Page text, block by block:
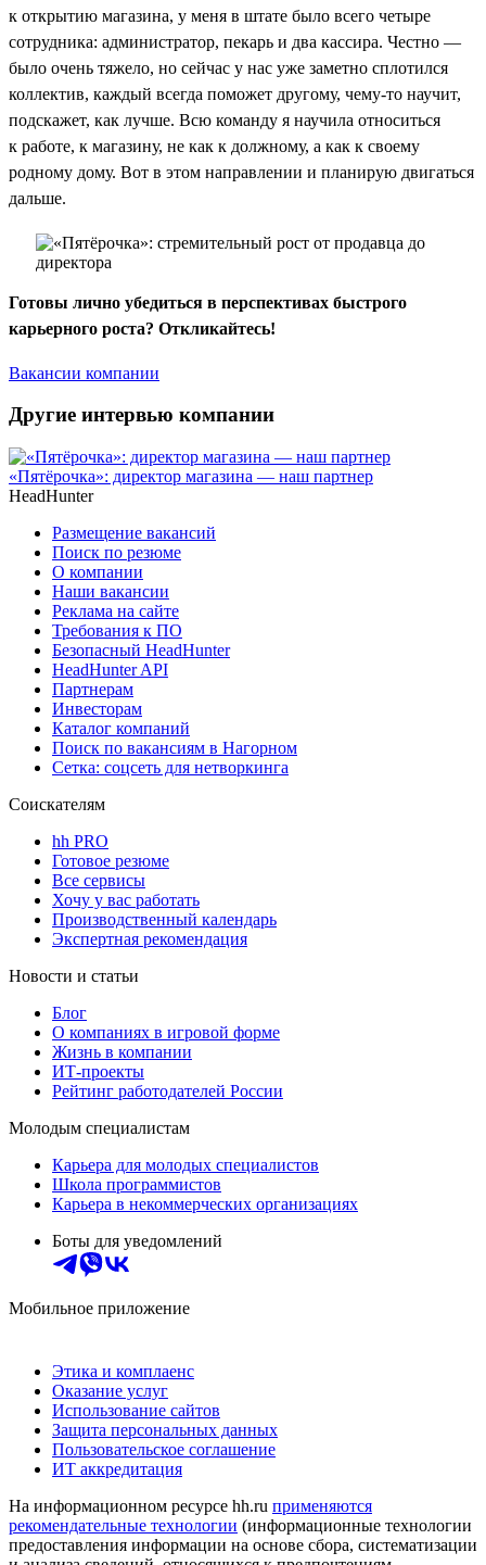
к открытию магазина, у меня в штате было всего четыре
сотрудника: администратор, пекарь и два кассира. Честно —
было очень тяжело, но сейчас у нас уже заметно сплотился
коллектив, каждый всегда поможет другому, чему-то научит,
подскажет, как лучше. Всю команду я научила относиться
к работе, к магазину, не как к должному, а как к своему
родному дому. Вот в этом направлении и планирую двигаться
дальше.
Готовы лично убедиться в перспективах быстрого
карьерного роста? Откликайтесь!
Вакансии компании
Другие интервью компании
«Пятёрочка»: директор магазина — наш партнер
HeadHunter
Размещение вакансий
Поиск по резюме
О компании
Наши вакансии
Реклама на сайте
Требования к ПО
Безопасный HeadHunter
HeadHunter API
Партнерам
Инвесторам
Каталог компаний
Поиск по вакансиям в Нагорном
Сетка: соцсеть для нетворкинга
Соискателям
hh PRO
Готовое резюме
Все сервисы
Хочу у вас работать
Производственный календарь
Экспертная рекомендация
Новости и статьи
Блог
О компаниях в игровой форме
Жизнь в компании
ИТ-проекты
Рейтинг работодателей России
Молодым специалистам
Карьера для молодых специалистов
Школа программистов
Карьера в некоммерческих организациях
Боты для уведомлений
Мобильное приложение
Этика и комплаенс
Оказание услуг
Использование сайтов
Защита персональных данных
Пользовательское соглашение
ИТ аккредитация
На информационном ресурсе hh.ru применяются
рекомендательные технологии (информационные технологии
предоставления информации на основе сбора, систематизации